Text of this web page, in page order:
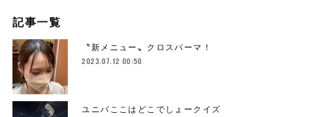
記事一覧
〝新メニュー〟クロスパーマ！
2023.07.12 00:50
ユニバここはどこでしょークイズ